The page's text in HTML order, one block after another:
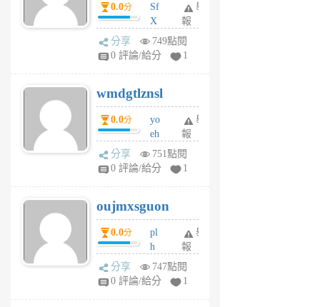
0.0分
Sf
X
Pe
Jc
R
P
m
v
A
V
個
月
前
舉
報
分享
749點閱
0 評論/給分
1
wmdgtlznsl
0.0分
yo
eh
ld
gy
個
月
前
舉
報
分享
751點閱
0 評論/給分
1
oujmxsguon
0.0分
pl
h
wi
w
舉
報
分享
747點閱
0 評論/給分
1